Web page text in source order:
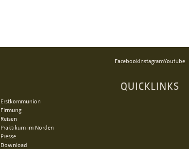
FacebookInstagramYoutube
QUICKLINKS
Erstkommunion
Firmung
Reisen
Praktikum im Norden
Presse
Download